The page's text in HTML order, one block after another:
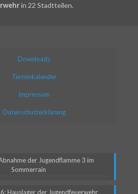
in 22 Stadtteilen.
Downloads
Terminkalender
Impressum
Datenschutzerklärung
der Jugendflamme 3 im
Sommerrain
Hauslager der Jugendfeuerwehr